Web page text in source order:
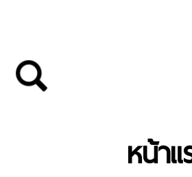
หน้า